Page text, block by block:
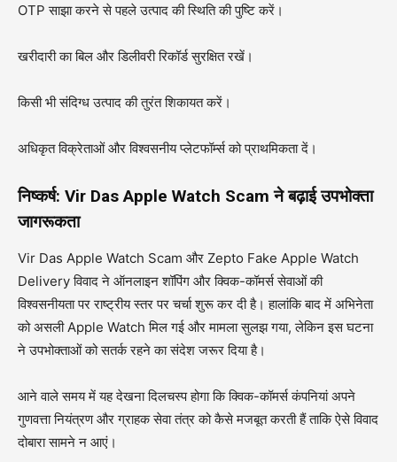
OTP साझा करने से पहले उत्पाद की स्थिति की पुष्टि करें।
खरीदारी का बिल और डिलीवरी रिकॉर्ड सुरक्षित रखें।
किसी भी संदिग्ध उत्पाद की तुरंत शिकायत करें।
अधिकृत विक्रेताओं और विश्वसनीय प्लेटफॉर्म्स को प्राथमिकता दें।
निष्कर्ष: Vir Das Apple Watch Scam ने बढ़ाई उपभोक्ता
जागरूकता
Vir Das Apple Watch Scam और Zepto Fake Apple Watch
Delivery विवाद ने ऑनलाइन शॉपिंग और क्विक-कॉमर्स सेवाओं की
विश्वसनीयता पर राष्ट्रीय स्तर पर चर्चा शुरू कर दी है। हालांकि बाद में अभिनेता
को असली Apple Watch मिल गई और मामला सुलझ गया, लेकिन इस घटना
ने उपभोक्ताओं को सतर्क रहने का संदेश जरूर दिया है।
आने वाले समय में यह देखना दिलचस्प होगा कि क्विक-कॉमर्स कंपनियां अपने
गुणवत्ता नियंत्रण और ग्राहक सेवा तंत्र को कैसे मजबूत करती हैं ताकि ऐसे विवाद
दोबारा सामने न आएं।